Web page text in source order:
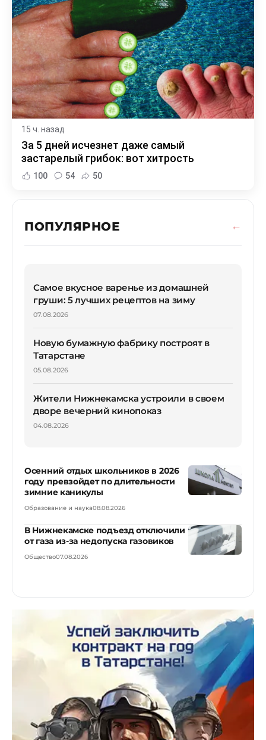
15 ч. назад
За 5 дней исчезнет даже самый
застарелый грибок: вот хитрость
100 54 50
ПОПУЛЯРНОЕ
Самое вкусное варенье из домашней
груши: 5 лучших рецептов на зиму
07.08.2026
Новую бумажную фабрику построят в
Татарстане
05.08.2026
Жители Нижнекамска устроили в своем
дворе вечерний кинопоказ
04.08.2026
Осенний отдых школьников в 2026
году превзойдет по длительности
зимние каникулы
Образование и наука08.08.2026
В Нижнекамске подъезд отключили
от газа из-за недопуска газовиков
Общество07.08.2026